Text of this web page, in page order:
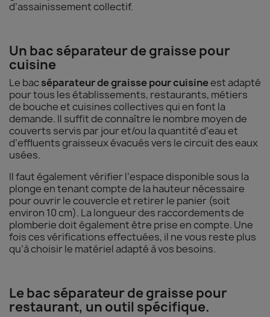
d’assainissement collectif.
Un bac séparateur de graisse pour
cuisine
Le bacséparateur de graisse pour cuisineest adapté
pour tous les établissements, restaurants, métiers
de bouche et cuisines collectives qui en font la
demande. Il suffit de connaître le nombre moyen de
couverts servis par jour et/ou la quantité d’eau et
d’effluents graisseux évacués vers le circuit des eaux
usées.
Il faut également vérifier l’espace disponible sous la
plonge en tenant compte de la hauteur nécessaire
pour ouvrir le couvercle et retirer le panier (soit
environ 10 cm). La longueur des raccordements de
plomberie doit également être prise en compte. Une
fois ces vérifications effectuées, il ne vous reste plus
qu’à choisir le matériel adapté à vos besoins.
Le bac séparateur de graisse pour
restaurant, un outil spécifique.